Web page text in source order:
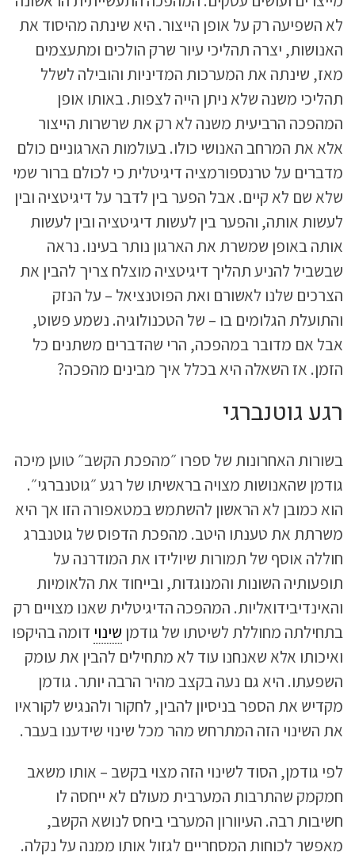
לא השפיעה רק על אופן הייצור. היא שינתה מהיסוד את
האנושות, יצרה תהליכי עיור שרק הולכים ומתעצמים
מאז, שינתה את המערכות המדיניות והובילה לשלל
תהליכי משנה שלא ניתן הייה לצפות. באותו אופן
המהפכה הרביעית משנה לא רק את שרשרות הייצור
אלא את המרחב האנושי כולו. בעולמות הארגוניים כולם
מדברים על טרנספורמציה דיגיטלית כי לכולם ברור שמי
שלא שם לא קיים. אבל הפער בין לדבר על דיגיטציה ובין
לעשות אותה, והפער בין לעשות דיגיטציה ובין לעשות
אותה באופן שמשרת את הארגון נותר בעינו. נראה
שבשביל להניע תהליך דיגיטציה מוצלח צריך להבין את
הצרכים שלנו לאשורם ואת הפוטנציאל – על הנזק
והתועלת הגלומים בו – של הטכנולוגיה. נשמע פשוט,
אבל אם מדובר במהפכה, הרי שהדברים משתנים כל
הזמן. אז השאלה היא בכלל איך מבינים מהפכה?
רגע גוטנברגי
בשורות האחרונות של ספרו ״מהפכת הקשב״ טוען מיכה
גודמן שהאנושות מצויה בראשיתו של רגע ״גוטנברגי״.
הוא כמובן לא הראשון להשתמש במטאפורה הזו אך היא
משרתת את טענתו היטב. מהפכת הדפוס של גוטנברג
חוללה אוסף של תמורות שיולידו את המודרנה על
תופעותיה השונות והמנוגדות, ובייחוד את הלאומיות
והאינדיבידואליות. המהפכה הדיגיטלית שאנו מצויים רק
בתחילתה מחוללת לשיטתו של גודמן שינוי דומה בהיקפו
ואיכותו אלא שאנחנו עוד לא מתחילים להבין את עומק
השפעתו. היא גם נעה בקצב מהיר הרבה יותר. גודמן
מקדיש את הספר בניסיון להבין, לחקור ולהנגיש לקוראיו
את השינוי הזה המתרחש מהר מכל שינוי שידענו בעבר.
לפי גודמן, הסוד לשינוי הזה מצוי בקשב – אותו משאב
חמקמק שהתרבות המערבית מעולם לא ייחסה לו
חשיבות רבה. העיוורון המערבי ביחס לנושא הקשב,
מאפשר לכוחות המסחריים לגזול אותו ממנה על נקלה.